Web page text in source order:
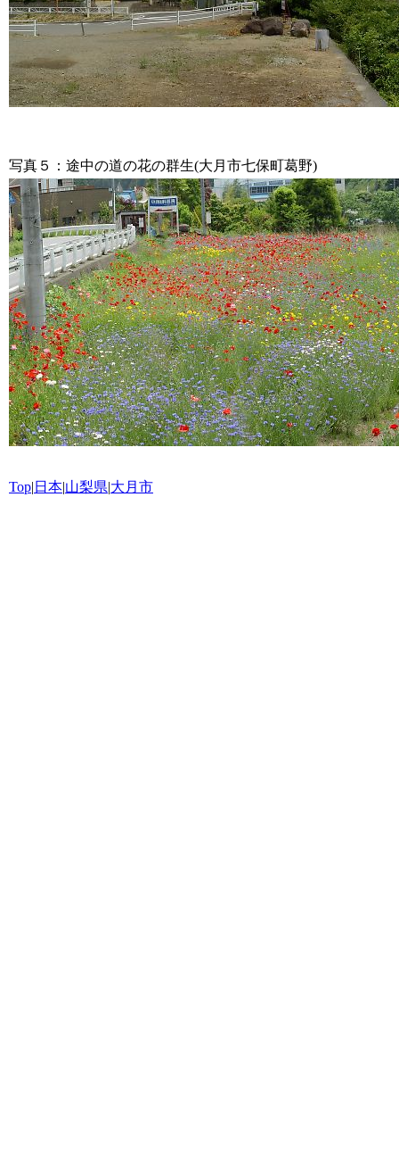
写真５：途中の道の花の群生(大月市七保町葛野)
Top| 日本|山梨県|大月市